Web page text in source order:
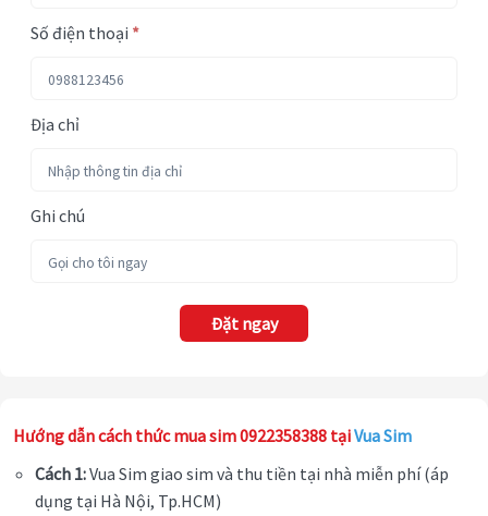
Số điện thoại *
Địa chỉ
Ghi chú
Đặt ngay
Hướng dẫn cách thức mua sim 0922358388 tạiVua Sim
Cách 1:Vua Sim giao sim và thu tiền tại nhà miễn phí (áp
dụng tại Hà Nội, Tp.HCM)